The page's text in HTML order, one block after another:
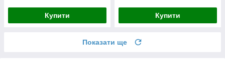
Купити Купити
Показати ще